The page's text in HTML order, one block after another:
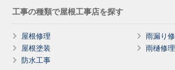
工事の種類で屋根工事店を探す
屋根修理
雨漏り
屋根塗装
雨樋修理
防水工事